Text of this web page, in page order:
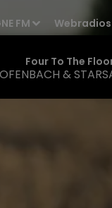
FM Webradios
Four To The
OFENBACH &